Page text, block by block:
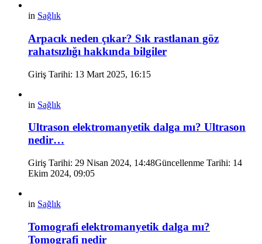
in Sağlık
Arpacık neden çıkar? Sık rastlanan göz
rahatsızlığı hakkında bilgiler
Giriş Tarihi: 13 Mart 2025, 16:15
in Sağlık
Ultrason elektromanyetik dalga mı? Ultrason
nedir…
Giriş Tarihi: 29 Nisan 2024, 14:48Güncellenme Tarihi: 14
Ekim 2024, 09:05
in Sağlık
Tomografi elektromanyetik dalga mı?
Tomografi nedir